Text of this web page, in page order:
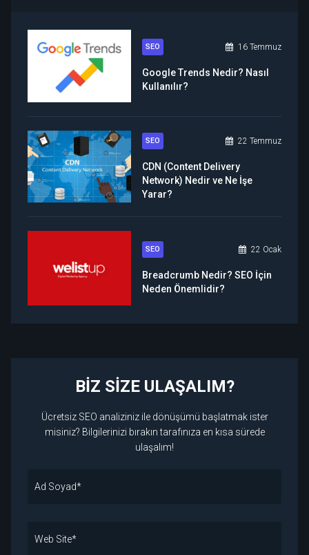
SEO 16 Temmuz
Google Trends Nedir? Nasıl
Kullanılır?
SEO 22 Temmuz
CDN (Content Delivery
Network) Nedir ve Ne İşe
Yarar?
SEO 22 Ocak
Breadcrumb Nedir? SEO İçin
Neden Önemlidir?
BİZ SİZE ULAŞALIM?
Ücretsiz SEO analiziniz ile dönüşümü başlatmak ister
misiniz? Bilgilerinizi bırakın tarafınıza en kısa sürede
ulaşalım!